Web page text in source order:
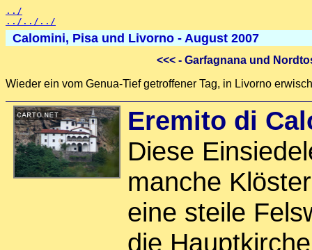
../
../../../
Calomini, Pisa und Livorno - August 2007
<<<- Garfagnana und
Wieder ein vom Genua-Tief getroffener Tag, in Livorno
Eremito di
Diese
manche
eine steile
die